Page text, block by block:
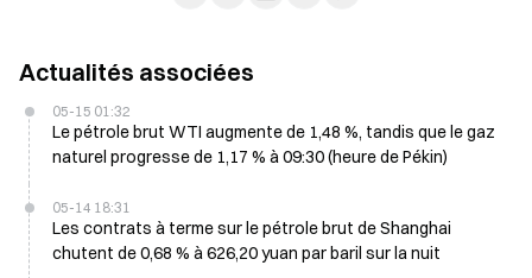
Actualités associées
05-15 01:32
Le pétrole brut WTI augmente de 1,48 %, tandis que le gaz
naturel progresse de 1,17 % à 09:30 (heure de Pékin)
05-14 18:31
Les contrats à terme sur le pétrole brut de Shanghai
chutent de 0,68 % à 626,20 yuan par baril sur la nuit